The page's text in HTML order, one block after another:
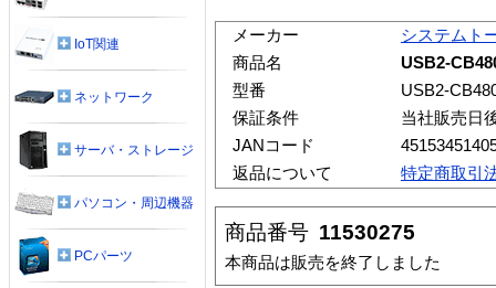
メーカー
システムト
商品名
USB2-
型番
USB2-
保証条件
当社販売日
JANコード
返品について
特定商取引
商品番号 11530275
本商品は販売を終了しました
IoT関連
ネットワーク
サーバ・ストレージ
パソコン・周辺機器
PCパーツ